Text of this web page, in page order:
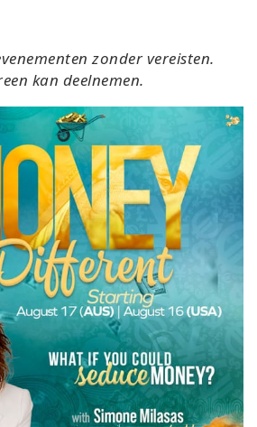
zonder vereisten.
kan deelnemen.